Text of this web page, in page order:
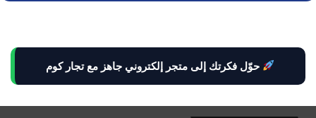
حوّل فكرتك إلى متجر إلكتروني جاهز مع تجار كوم